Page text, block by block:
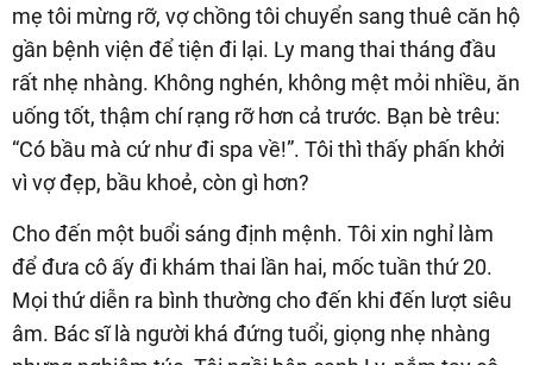
mẹ tôi mừng rỡ, vợ chồng tôi chuyển sang thuê căn hộ
gần bệnh viện để tiện đi lại. Ly mang thai tháng đầu
rất nhẹ nhàng. Không nghén, không mệt mỏi nhiều, ăn
uống tốt, thậm chí rạng rỡ hơn cả trước. Bạn bè trêu:
“Có bầu mà cứ như đi spa về!”. Tôi thì thấy phấn khởi
vì vợ đẹp, bầu khoẻ, còn gì hơn?
Cho đến một buổi sáng định mệnh. Tôi xin nghỉ làm
để đưa cô ấy đi khám thai lần hai, mốc tuần thứ 20.
Mọi thứ diễn ra bình thường cho đến khi đến lượt siêu
âm. Bác sĩ là người khá đứng tuổi, giọng nhẹ nhàng